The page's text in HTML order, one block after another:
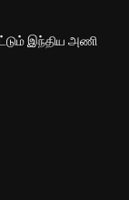
இந்திய அணி